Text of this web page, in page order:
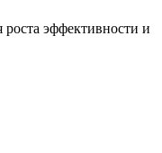
эффективности и